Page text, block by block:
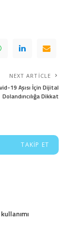
NEXT ARTICLE
19 Aşısı İçin Dijital
Dolandırıcılığa Dikkat
TAKIP ET